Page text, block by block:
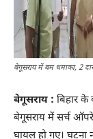
बेगूसराय में बम धमाका, 2
बेगूसराय : बिहार
बेगूसराय में सर्च
घायल हो गए। घटना